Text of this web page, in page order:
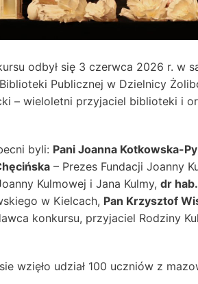
odbył się 3 czerwca 2026 r. w
Publicznej w Dzielnicy
– wieloletni przyjaciel biblioteki i
byli: Pani Joanna Kotkowska-
– Prezes Fundacji Joanny
Kulmowej i Jana Kulmy, dr
w Kielcach, Pan Krzysztof
konkursu, przyjaciel Rodziny
wzięło udział 100 uczniów z